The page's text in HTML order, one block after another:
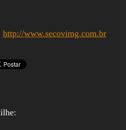
http://www.secovimg.com.br